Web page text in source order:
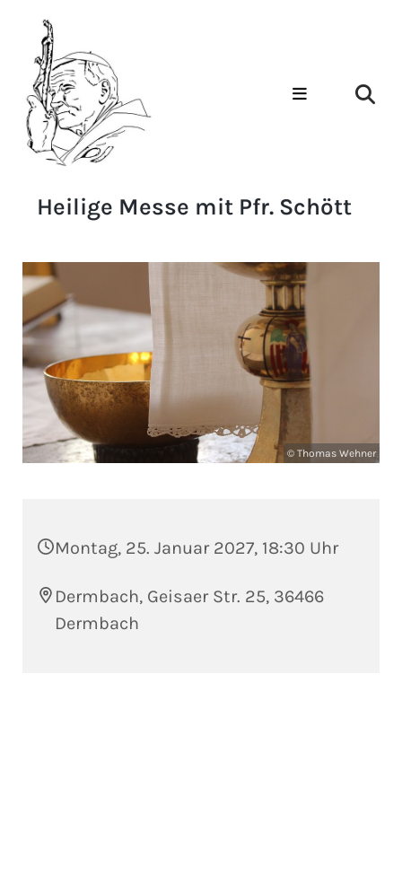
Heilige Messe mit Pfr. Schött
© Thomas Wehner
Montag, 25. Januar 2027, 18:30 Uhr
Dermbach, Geisaer Str. 25, 36466
Dermbach